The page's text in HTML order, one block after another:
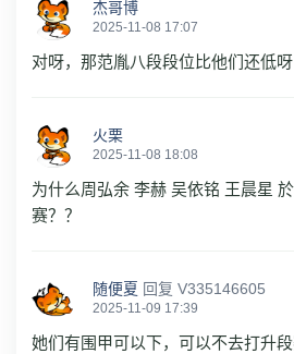
杰哥博
2025-11-08 17:07
对呀，那范胤八段段位比他们还低呀
火栗
2025-11-08 18:08
为什么周弘余 李赫 吴依铭 王晨星
赛？？
随便夏 回复 V335146605
2025-11-09 17:39
她们有围甲可以下，可以不去打升